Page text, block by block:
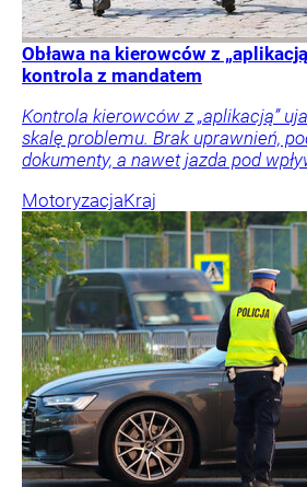
Obława na kierowców z
kontrola z mandatem
Kontrola kierowców z „aplikacją”
skalę problemu. Brak uprawnień,
dokumenty, a nawet jazda pod
MotoryzacjaKraj